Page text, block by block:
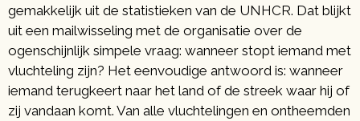
gemakkelijk uit de statistieken van de UNHCR. Dat blijkt
uit een mailwisseling met de organisatie over de
ogenschijnlijk simpele vraag: wanneer stopt iemand met
vluchteling zijn? Het eenvoudige antwoord is: wanneer
iemand terugkeert naar het land of de streek waar hij of
zij vandaan komt. Van alle vluchtelingen en ontheemden